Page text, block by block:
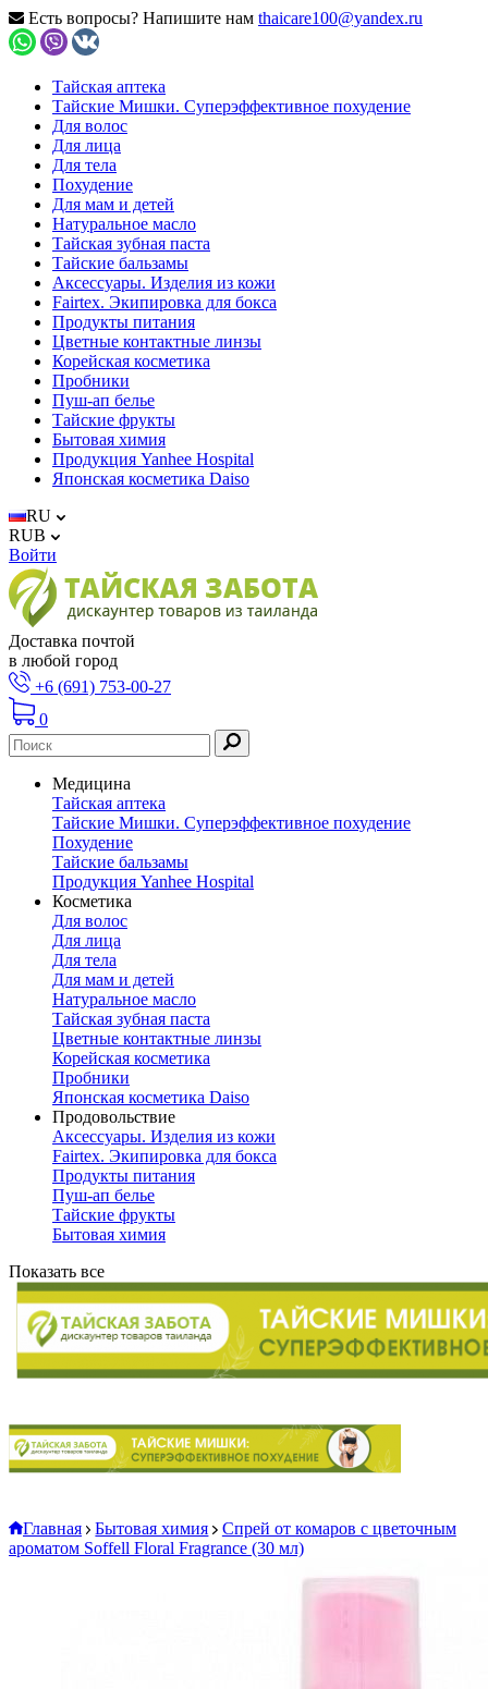
Есть вопросы? Напишите нам thaicare100@yandex.ru
Тайская аптека
Тайские Мишки. Суперэффективное похудение
Для волос
Для лица
Для тела
Похудение
Для мам и детей
Натуральное масло
Тайская зубная паста
Тайские бальзамы
Аксессуары. Изделия из кожи
Fairtex. Экипировка для бокса
Продукты питания
Цветные контактные линзы
Корейская косметика
Пробники
Пуш-ап белье
Тайские фрукты
Бытовая химия
Продукция Yanhee Hospital
Японская косметика Daiso
RU
RUB
Войти
Доставка почтой
в любой город
+6 (691) 753-00-27
0
Медицина
Тайская аптека
Тайские Мишки. Суперэффективное похудение
Похудение
Тайские бальзамы
Продукция Yanhee Hospital
Косметика
Для волос
Для лица
Для тела
Для мам и детей
Натуральное масло
Тайская зубная паста
Цветные контактные линзы
Корейская косметика
Пробники
Японская косметика Daiso
Продовольствие
Аксессуары. Изделия из кожи
Fairtex. Экипировка для бокса
Продукты питания
Пуш-ап белье
Тайские фрукты
Бытовая химия
Показать все
Главная Бытовая химия
Спрей от комаров с цветочным
ароматом Soffell Floral Fragrance (30 мл)